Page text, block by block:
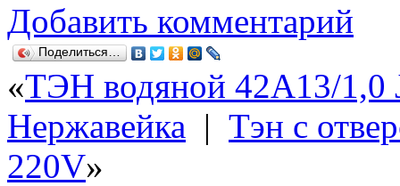
Добавить комментарий
Поделиться…
«ТЭН водяной 42А13/1,0
Нержавейка | Тэн с
220V»